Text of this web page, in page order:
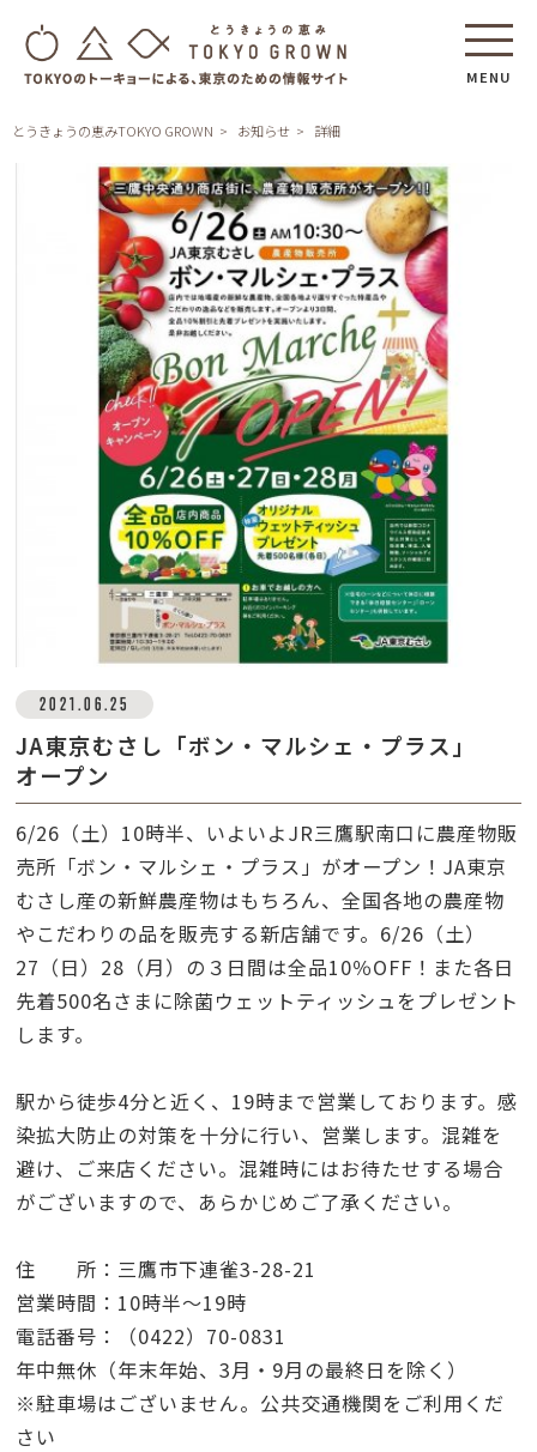
MENU
とうきょうの恵みTOKYO GROWN お知らせ 詳細
2021.06.25
JA東京むさし「ボン・マルシェ・プラス」
オープン
6/26（土）10時半、いよいよJR三鷹駅南口に農産物販
売所「ボン・マルシェ・プラス」がオープン！JA東京
むさし産の新鮮農産物はもちろん、全国各地の農産物
やこだわりの品を販売する新店舗です。6/26（土）
27（日）28（月）の３日間は全品10％OFF！また各日
先着500名さまに除菌ウェットティッシュをプレゼント
します。
駅から徒歩4分と近く、19時まで営業しております。感
染拡大防止の対策を十分に行い、営業します。混雑を
避け、ご来店ください。混雑時にはお待たせする場合
がございますので、あらかじめご了承ください。
住 所：三鷹市下連雀3-28-21
営業時間：10時半～19時
電話番号：（0422）70-0831
年中無休（年末年始、3月・9月の最終日を除く）
※駐車場はございません。公共交通機関をご利用くだ
さい